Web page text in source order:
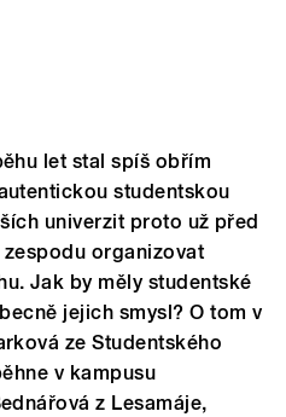
let stal spíš obřím
studentskou
univerzit proto už před
organizovat
Jak by měly studentské
jejich smysl? O tom v
ze Studentského
v kampusu
z Lesamáje,